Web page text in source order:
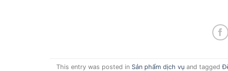
This entry was posted in Sản phẩm dịch vụ and tagged